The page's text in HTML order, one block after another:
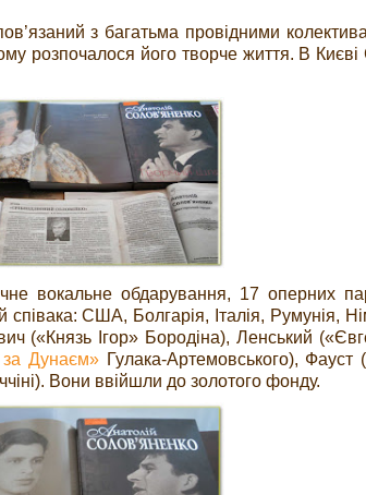
з багатьма провідними
розпочалося його творче життя. В
вокальне обдарування, 17 оперних
США, Болгарія, Італія, Румунія,
(«Князь Ігор» Бородіна), Ленський
Дунаєм» Гулака-Артемовського), Фауст
Вони ввійшли до золотого фонду.